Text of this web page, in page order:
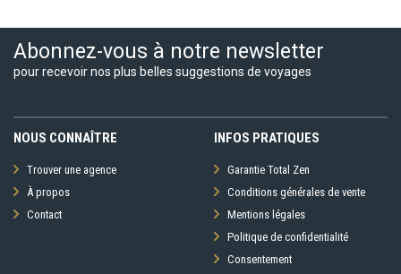
Abonnez-vous à notre newsletter
pour recevoir nos plus belles suggestions de voyages
NOUS CONNAÎTRE
Trouver une agence
À propos
Contact
INFOS PRATIQUES
Garantie Total Zen
Conditions générales de vente
Mentions légales
Politique de confidentialité
Consentement